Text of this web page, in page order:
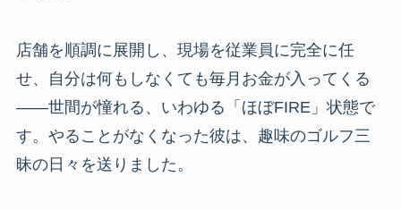
店舗を順調に展開し、現場を従業員に完全に任
せ、自分は何もしなくても毎月お金が入ってくる
――世間が憧れる、いわゆる「ほぼFIRE」状態で
す。やることがなくなった彼は、趣味のゴルフ三
昧の日々を送りました。